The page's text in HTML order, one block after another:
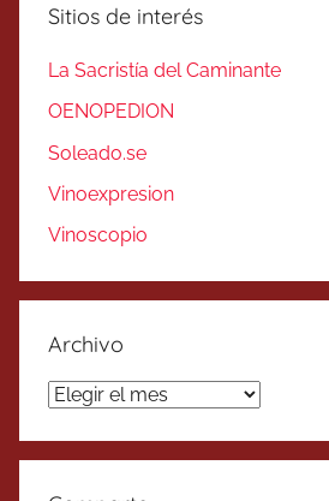
Sitios de interés
La Sacristía del Caminante
OENOPEDION
Soleado.se
Vinoexpresion
Vinoscopio
Archivo
Archivo